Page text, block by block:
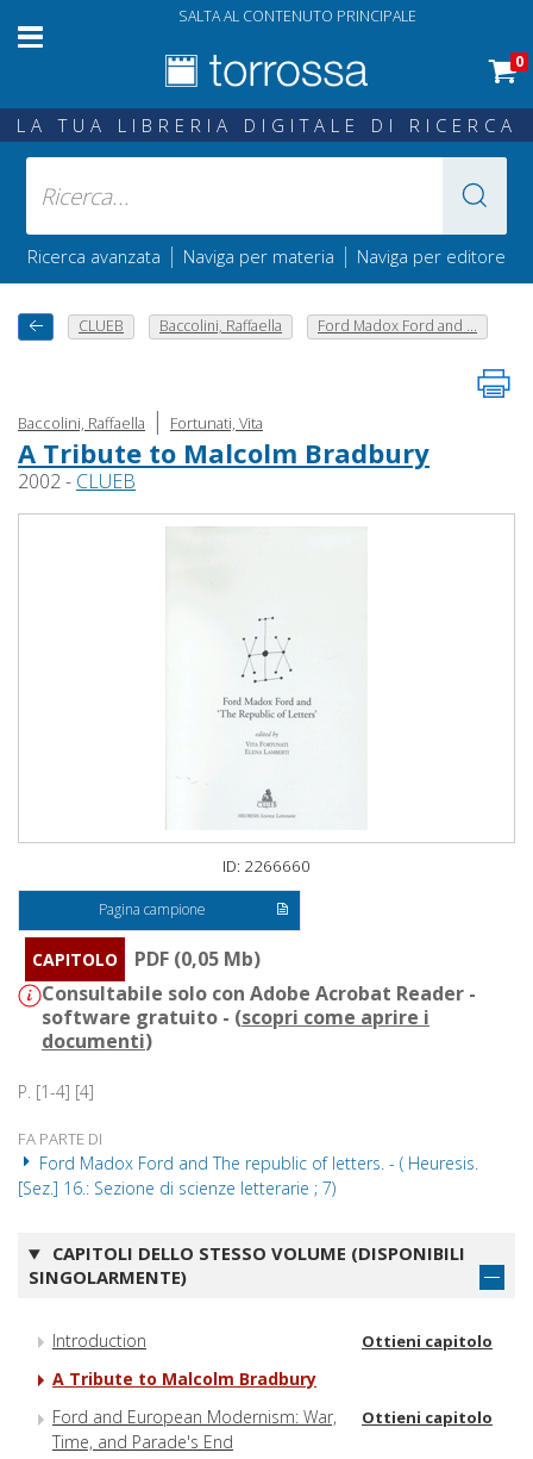
SALTA AL CONTENUTO PRINCIPALE
0
LA TUA LIBRERIA DIGITALE DI RICERCA
Ricerca avanzata | Naviga per materia | Naviga per editore
CLUEB Baccolini, Raffaella Ford Madox Ford and ...
Baccolini, Raffaella | Fortunati, Vita
A Tribute to Malcolm Bradbury
2002 - CLUEB
ID: 2266660
Pagina campione
CAPITOLO
PDF (0,05 Mb)
Consultabile solo con Adobe Acrobat Reader -
software gratuito - (scopri come aprire i
documenti)
P. [1-4] [4]
FA PARTE DI
Ford Madox Ford and The republic of letters. - ( Heuresis.
[Sez.] 16.: Sezione di scienze letterarie ; 7)
CAPITOLI DELLO STESSO VOLUME (DISPONIBILI
SINGOLARMENTE)
Introduction Ottieni capitolo
A Tribute to Malcolm Bradbury
Ford and European Modernism: War,
Time, and Parade's End
Ottieni capitolo